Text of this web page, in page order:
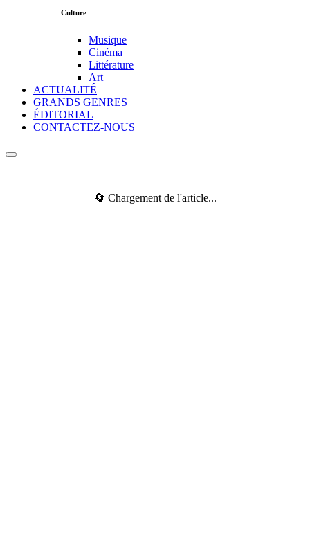
Culture
Musique
Cinéma
Littérature
Art
ACTUALITÉ
GRANDS GENRES
ÉDITORIAL
CONTACTEZ-NOUS
🔄 Chargement de l'article...